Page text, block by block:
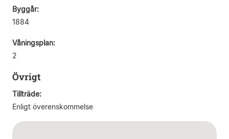
Byggår:
1884
Våningsplan:
2
Övrigt
Tillträde:
Enligt överenskommelse